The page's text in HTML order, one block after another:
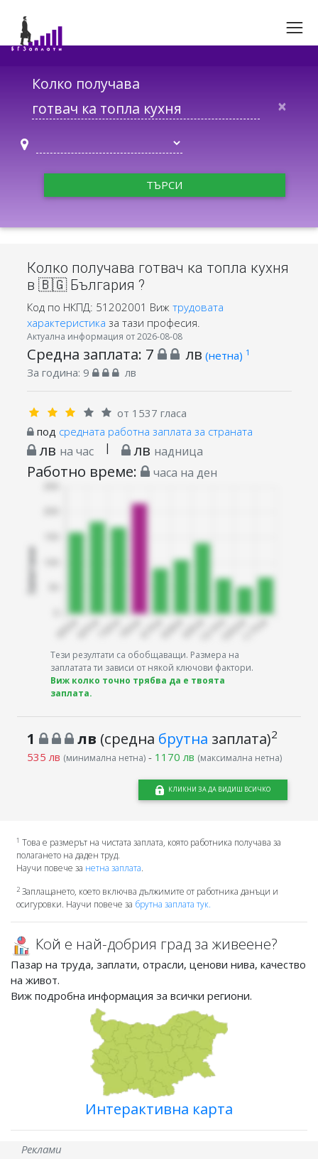
Колко получава
×
ТЪРСИ
Колко получава готвач ка топла кухня
в 🇧🇬 България ?
Код по НКПД: 51202001 Виж трудовата
характеристика за тази професия.
Актуална информация от 2026-08-08
Средна заплата: 7 лв (нетна) 1
За година: 9 лв
от 1537 гласа
под средната работна заплата за страната
лв на час | лв надница
Работно време: часа на ден
Тези резултати са обобщаващи. Размера на
заплатата ти зависи от някой ключови фактори.
Виж колко точно трябва да е твоята
заплата.
1 лв (средна брутна заплата)2
535 лв (минимална нетна)- 1170 лв (максимална нетна)
КЛИКНИ ЗА ДА ВИДИШ ВСИЧКО
1 Това е размерът на чистата заплата, която работника получава за
полагането на даден труд.
Научи повече за нетна заплата.
2Заплащането, което включва дължимите от работника данъци и
осигуровки. Научи повече за брутна заплата тук.
Кой е най-добрия град за живеене?
Пазар на труда, заплати, отрасли, ценови нива, качество
на живот.
Виж подробна информация за всички региони.
Интерактивна карта
Реклами